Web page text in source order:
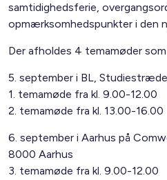
samtidighedsferie,
opmærksomhedspunkter i den
Der afholdes 4 temamøder
5. september i BL,
1. temamøde fra kl. 9.00-12.00
2. temamøde fra kl. 13.00-16.00
6. september i Aarhus på
8000 Aarhus
3. temamøde fra kl. 9.00-12.00